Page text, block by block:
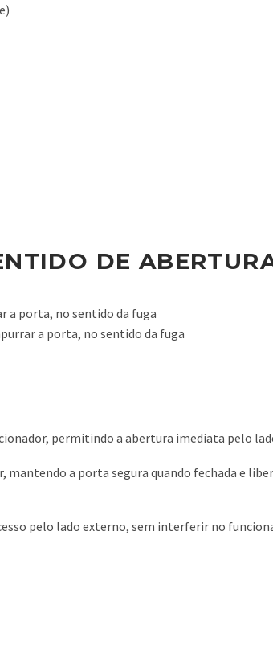
DE
a porta, no sentido da fuga
a porta, no sentido da fuga
permitindo a abertura imediata pelo
a porta segura quando fechada e
pelo lado externo, sem interferir no